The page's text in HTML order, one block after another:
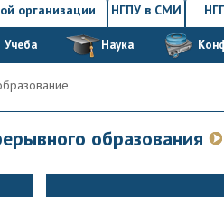
организации НГПУ в СМИ
Учеба Наука
образования